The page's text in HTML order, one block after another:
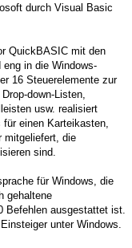
durch Visual Basic
QuickBASIC mit den
in die Windows-
16 Steuerelemente zur
down-Listen,
usw. realisiert
einen Karteikasten,
mitgeliefert, die
sind.
für Windows, die
gehaltene
Befehlen ausgestattet ist.
unter Windows.